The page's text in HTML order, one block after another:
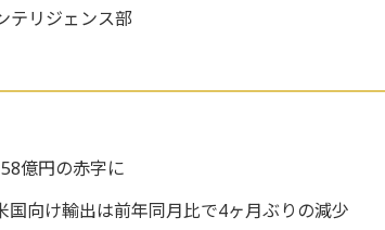
テリジェンス部
億円の赤字に
国向け輸出は前年同月比で4ヶ月ぶりの減少